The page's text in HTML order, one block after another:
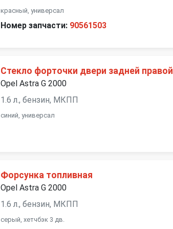
красный, универсал
Номер запчасти: 90561503
Стекло форточки двери задней правой
Opel Astra G 2000
1.6 л., бензин, МКПП
синий, универсал
Форсунка топливная
Opel Astra G 2000
1.6 л., бензин, МКПП
серый, хетчбэк 3 дв.